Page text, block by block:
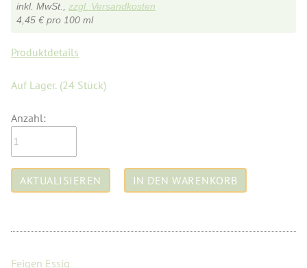
inkl. MwSt., zzgl. Versandkosten
4,45 € pro 100 ml
Produktdetails
Auf Lager. (24 Stück)
Anzahl:
Feigen Essig